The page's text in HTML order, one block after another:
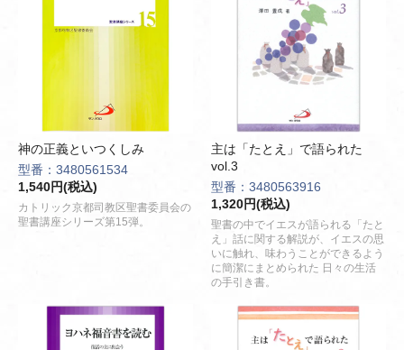
神の正義といつくしみ
型番：3480561534
1,540円(税込)
カトリック京都司教区聖書委員会の
聖書講座シリーズ第15弾。
主は「たとえ」で語られた
vol.3
型番：3480563916
1,320円(税込)
聖書の中でイエスが語られる「たと
え」話に関する解説が、イエスの思
いに触れ、味わうことができるよう
に簡潔にまとめられた 日々の生活
の手引き書。